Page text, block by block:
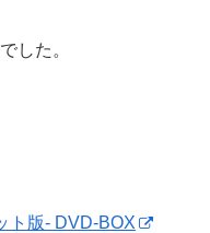
した。
ト版- DVD-BOX